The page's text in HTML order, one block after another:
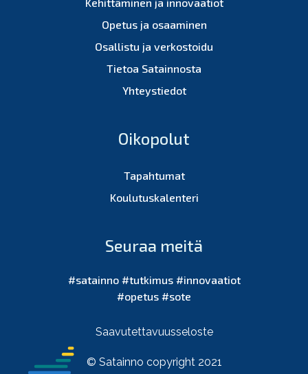
Opetus ja osaaminen
Osallistu ja verkostoidu
Tietoa Satainnosta
Yhteystiedot
Oikopolut
Tapahtumat
Koulutuskalenteri
Seuraa meitä
#satainno #tutkimus #innovaatiot
#opetus #sote
Saavutettavuusseloste
© Satainno copyright 2021